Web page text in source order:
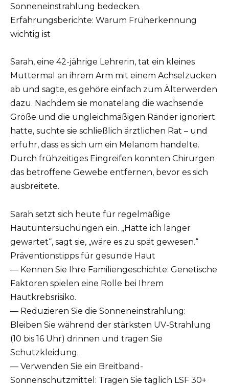
Sonneneinstrahlung bedecken.
Erfahrungsberichte: Warum Früherkennung
wichtig ist
Sarah, eine 42-jährige Lehrerin, tat ein kleines
Muttermal an ihrem Arm mit einem Achselzucken
ab und sagte, es gehöre einfach zum Älterwerden
dazu. Nachdem sie monatelang die wachsende
Größe und die ungleichmäßigen Ränder ignoriert
hatte, suchte sie schließlich ärztlichen Rat – und
erfuhr, dass es sich um ein Melanom handelte.
Durch frühzeitiges Eingreifen konnten Chirurgen
das betroffene Gewebe entfernen, bevor es sich
ausbreitete.
Sarah setzt sich heute für regelmäßige
Hautuntersuchungen ein. „Hätte ich länger
gewartet“, sagt sie, „wäre es zu spät gewesen.“
Präventionstipps für gesunde Haut
— Kennen Sie Ihre Familiengeschichte: Genetische
Faktoren spielen eine Rolle bei Ihrem
Hautkrebsrisiko.
— Reduzieren Sie die Sonneneinstrahlung:
Bleiben Sie während der stärksten UV-Strahlung
(10 bis 16 Uhr) drinnen und tragen Sie
Schutzkleidung.
— Verwenden Sie ein Breitband-
Sonnenschutzmittel: Tragen Sie täglich LSF 30+